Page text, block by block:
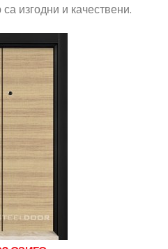
изгодни и качествени.